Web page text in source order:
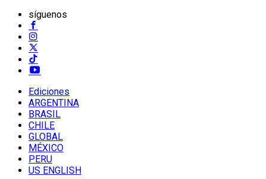
síguenos
Ediciones
ARGENTINA
BRASIL
CHILE
GLOBAL
MÉXICO
PERU
US ENGLISH